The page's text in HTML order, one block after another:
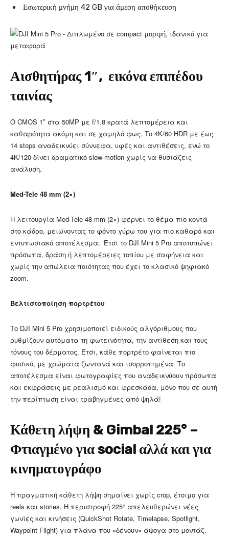
Εσωτερική μνήμη 42 GB για άμεση αποθήκευση
Αισθητήρας 1″, εικόνα επιπέδου
ταινίας
Ο CMOS 1″ στα 50MP με f/1.8 κρατά λεπτομέρεια και
καθαρότητα ακόμη και σε χαμηλό φως. Το 4K/60 HDR με έως
14 stops αναδεικνύει σύννεφα, υφές και αντιθέσεις, ενώ το
4K/120 δίνει δραματικό slow-motion χωρίς να θυσιάζεις
ανάλυση.
Med-Tele 48 mm (2×)
Η λειτουργία Med-Tele 48 mm (2×) φέρνει το θέμα πιο κοντά
στο κάδρο, μειώνοντας το φόντο γύρω του για πιο καθαρό και
εντυπωσιακό αποτέλεσμα. ‘Ετσι το DJI Mini 5 Pro αποτυπώνει
πρόσωπα, δράση ή λεπτομέρειες τοπίου με σαφήνεια και
χωρίς την απώλεια ποιότητας που έχει το κλασικό ψηφιακό
zoom.
Βελτιστοποίηση πορτρέτου
Το DJI Mini 5 Pro χρησιμοποιεί ειδικούς αλγόριθμους που
ρυθμίζουν αυτόματα τη φωτεινότητα, την αντίθεση και τους
τόνους του δέρματος. Έτσι, κάθε πορτρέτο φαίνεται πιο
φυσικό, με χρώματα ζωντανά και ισορροπημένα. Το
αποτέλεσμα είναι φωτογραφίες που αναδεικνύουν πρόσωπα
και εκφράσεις με ρεαλισμό και φρεσκάδα, μόνο που σε αυτή
την περίπτωση είναι τραβηγμένες από ψηλά!
Κάθετη λήψη & Gimbal 225° –
Φτιαγμένο για social αλλά και για
κινηματογράφο
Η πραγματική κάθετη λήψη σημαίνει χωρίς crop, έτοιμο για
reels και stories. Η περιστροφή 225° απελευθερώνει νέες
γωνίες και κινήσεις (QuickShot Rotate, Timelapse, Spotlight,
Waypoint Flight) για πλάνα που «δένουν» άψογα στο μοντάζ.